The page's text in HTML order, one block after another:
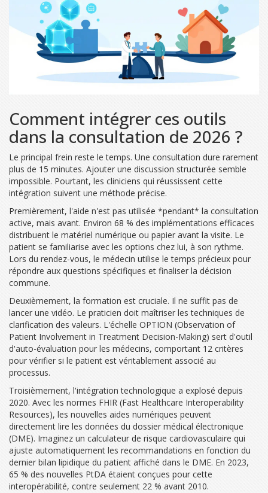
Comment intégrer ces outils
dans la consultation de 2026 ?
Le principal frein reste le temps. Une consultation dure rarement
plus de 15 minutes. Ajouter une discussion structurée semble
impossible. Pourtant, les cliniciens qui réussissent cette
intégration suivent une méthode précise.
Premièrement, l'aide n'est pas utilisée *pendant* la consultation
active, mais avant. Environ 68 % des implémentations efficaces
distribuent le matériel numérique ou papier avant la visite. Le
patient se familiarise avec les options chez lui, à son rythme.
Lors du rendez-vous, le médecin utilise le temps précieux pour
répondre aux questions spécifiques et finaliser la décision
commune.
Deuxièmement, la formation est cruciale. Il ne suffit pas de
lancer une vidéo. Le praticien doit maîtriser les techniques de
clarification des valeurs. L'échelle OPTION (Observation of
Patient Involvement in Treatment Decision-Making) sert d'outil
d'auto-évaluation pour les médecins, comportant 12 critères
pour vérifier si le patient est véritablement associé au
processus.
Troisièmement, l'intégration technologique a explosé depuis
2020. Avec les normes FHIR (Fast Healthcare Interoperability
Resources), les nouvelles aides numériques peuvent
directement lire les données du dossier médical électronique
(DME). Imaginez un calculateur de risque cardiovasculaire qui
ajuste automatiquement les recommandations en fonction du
dernier bilan lipidique du patient affiché dans le DME. En 2023,
65 % des nouvelles PtDA étaient conçues pour cette
interopérabilité, contre seulement 22 % avant 2010.